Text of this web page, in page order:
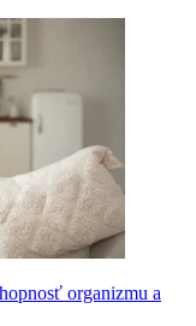
organizmu a